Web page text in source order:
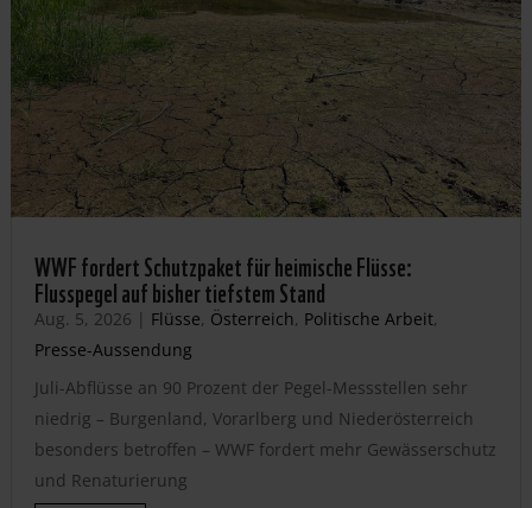
WWF fordert Schutzpaket für heimische Flüsse:
Flusspegel auf bisher tiefstem Stand
Aug. 5, 2026 | Flüsse, Österreich, Politische Arbeit,
Presse-Aussendung
Juli-Abflüsse an 90 Prozent der Pegel-Messstellen sehr
niedrig – Burgenland, Vorarlberg und Niederösterreich
besonders betroffen – WWF fordert mehr Gewässerschutz
und Renaturierung